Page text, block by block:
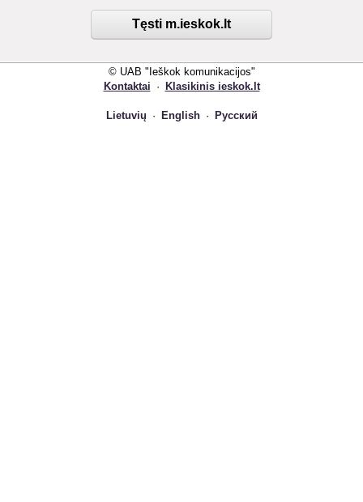
Tęsti m.ieskok.lt
© UAB "Ieškok komunikacijos"
Kontaktai · Klasikinis ieskok.lt
Lietuvių · English · Русский